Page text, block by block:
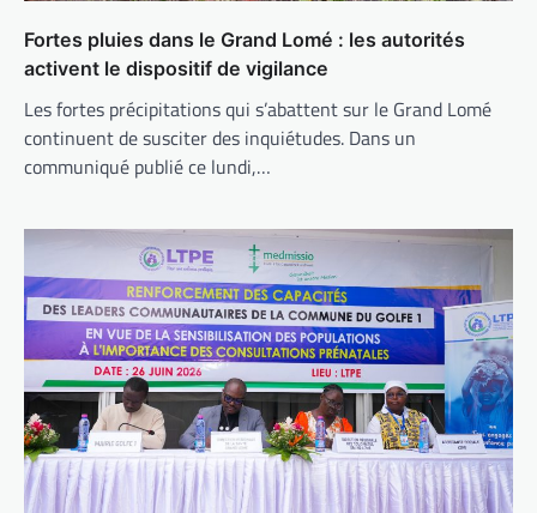
Fortes pluies dans le Grand Lomé : les autorités
activent le dispositif de vigilance
Les fortes précipitations qui s’abattent sur le Grand Lomé
continuent de susciter des inquiétudes. Dans un
communiqué publié ce lundi,…